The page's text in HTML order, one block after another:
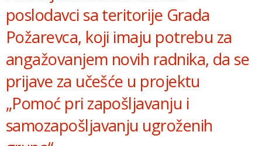
poslodavci sa teritorije Grada
Požarevca, koji imaju potrebu za
angažovanjem novih radnika, da se
prijave za učešće u projektu
„Pomoć pri zapošljavanju i
samozapošljavanju ugroženih